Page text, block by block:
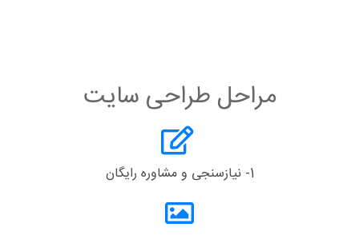
مراحل طراحی سایت
1- نیازسنجی و مشاوره رایگان